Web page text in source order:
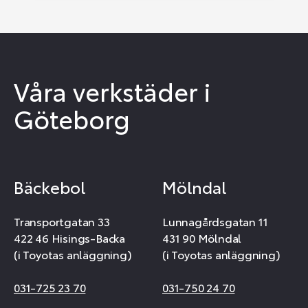
Våra verkstäder i
Göteborg
Bäckebol
Transportgatan 33
422 46 Hisings-Backa
(i Toyotas anläggning)
031-725 23 70
Mölndal
Lunnagårdsgatan 11
431 90 Mölndal
(i Toyotas anläggning)
031-750 24 70